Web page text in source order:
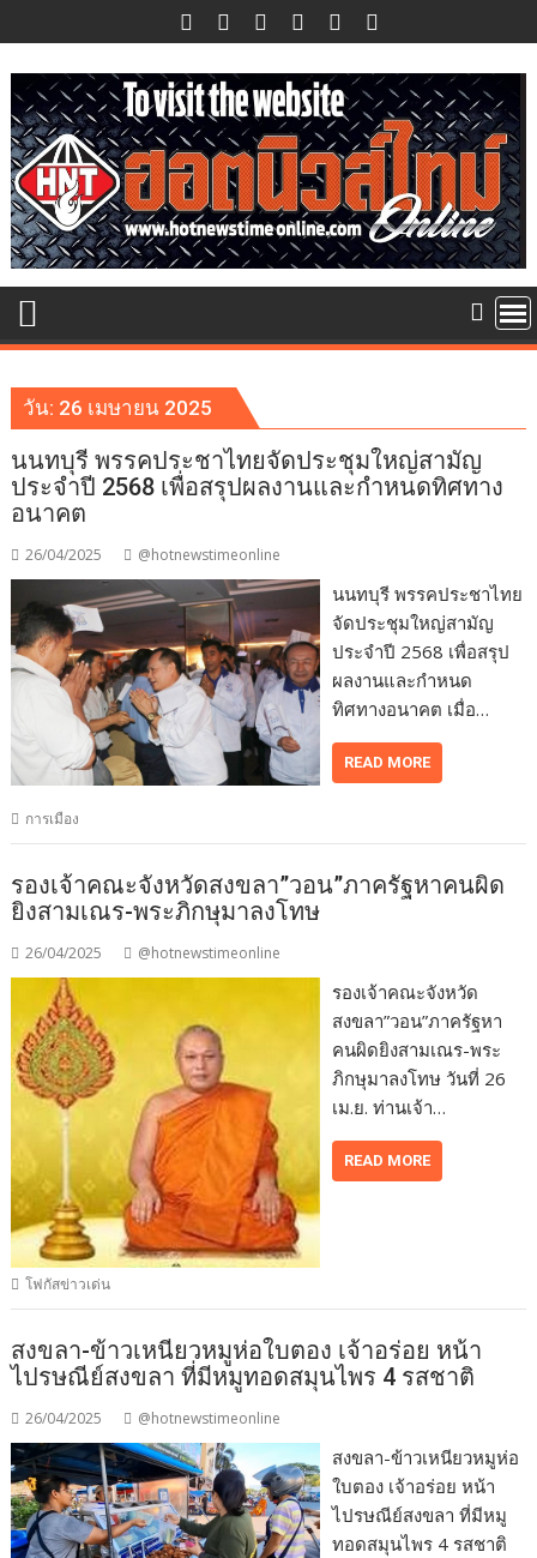
to
content
วัน: 26 เมษายน 2025
นนทบุรี พรรคประชาไทยจัดประชุมใหญ่สามัญ
ประจำปี 2568 เพื่อสรุปผลงานและกำหนดทิศทาง
อนาคต
26/04/2025 @hotnewstimeonline
นนทบุรี พรรคประชาไทย
จัดประชุมใหญ่สามัญ
ประจำปี 2568 เพื่อสรุป
ผลงานและกำหนด
ทิศทางอนาคต เมื่อ…
READ MORE
การเมือง
รองเจ้าคณะจังหวัดสงขลา”วอน”ภาครัฐหาคนผิด
ยิงสามเณร-พระภิกษุมาลงโทษ
26/04/2025 @hotnewstimeonline
รองเจ้าคณะจังหวัด
สงขลา”วอน”ภาครัฐหา
คนผิดยิงสามเณร-พระ
ภิกษุมาลงโทษ วันที่ 26
เม.ย. ท่านเจ้า…
READ MORE
โฟกัสข่าวเด่น
สงขลา-ข้าวเหนียวหมูห่อใบตอง เจ้าอร่อย หน้า
ไปรษณีย์สงขลา ที่มีหมูทอดสมุนไพร 4 รสชาติ
26/04/2025 @hotnewstimeonline
สงขลา-ข้าวเหนียวหมูห่อ
ใบตอง เจ้าอร่อย หน้า
ไปรษณีย์สงขลา ที่มีหมู
ทอดสมุนไพร 4 รสชาติ